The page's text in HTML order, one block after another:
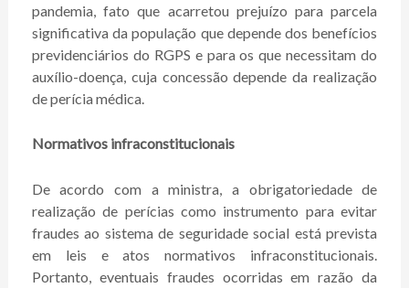
pandemia, fato que acarretou prejuízo para parcela
significativa da população que depende dos benefícios
previdenciários do RGPS e para os que necessitam do
auxílio-doença, cuja concessão depende da realização
de perícia médica.
Normativos infraconstitucionais
De acordo com a ministra, a obrigatoriedade de
realização de perícias como instrumento para evitar
fraudes ao sistema de seguridade social está prevista
em leis e atos normativos infraconstitucionais.
Portanto, eventuais fraudes ocorridas em razão da